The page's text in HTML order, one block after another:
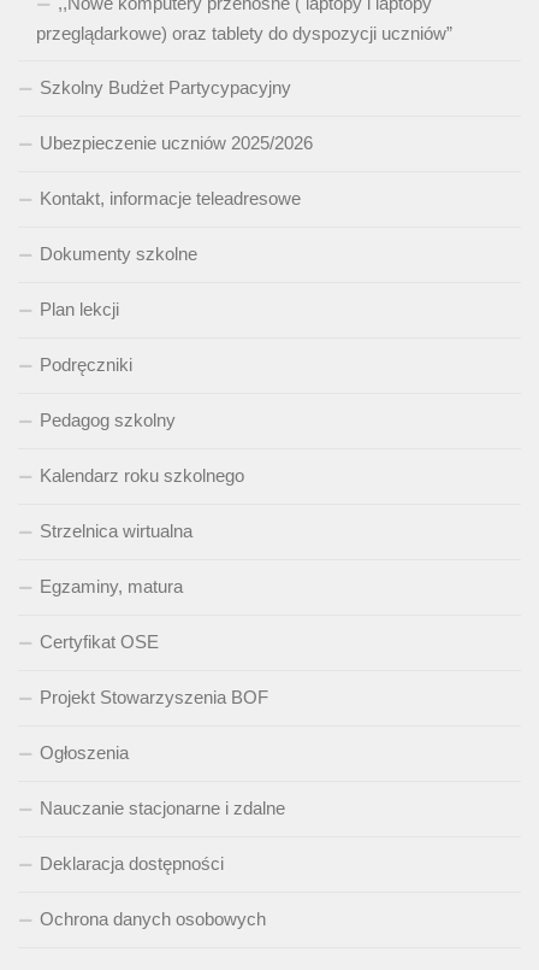
przeglądarkowe) oraz tablety do dyspozycji uczniów”
Szkolny Budżet Partycypacyjny
Ubezpieczenie uczniów 2025/2026
Kontakt, informacje teleadresowe
Dokumenty szkolne
Plan lekcji
Podręczniki
Pedagog szkolny
Kalendarz roku szkolnego
Strzelnica wirtualna
Egzaminy, matura
Certyfikat OSE
Projekt Stowarzyszenia BOF
Ogłoszenia
Nauczanie stacjonarne i zdalne
Deklaracja dostępności
Ochrona danych osobowych